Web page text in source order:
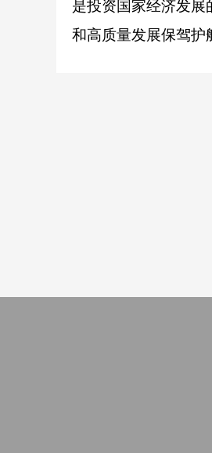
是投资国家经济发展
和高质量发展保驾护